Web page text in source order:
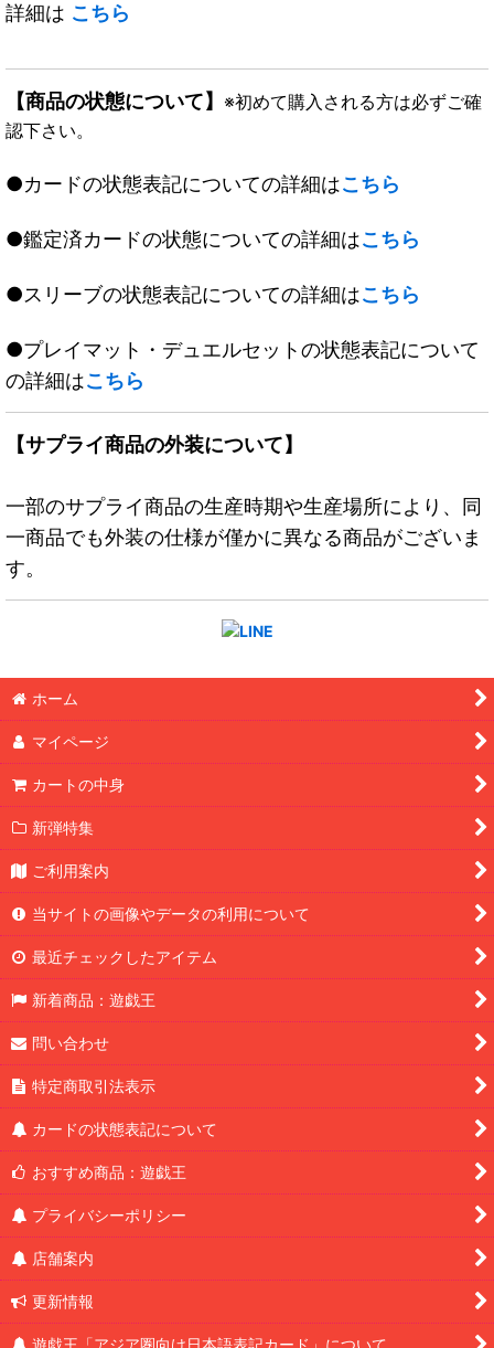
詳細は こちら
【商品の状態について】 ※初めて購入される方は必ずご確
認下さい。
●カードの状態表記についての詳細はこちら
●鑑定済カードの状態についての詳細はこちら
●スリーブの状態表記についての詳細はこちら
●プレイマット・デュエルセットの状態表記について
の詳細はこちら
【サプライ商品の外装について】
一部のサプライ商品の生産時期や生産場所により、同
一商品でも外装の仕様が僅かに異なる商品がございま
す。
ホーム
マイページ
カートの中身
新弾特集
ご利用案内
当サイトの画像やデータの利用について
最近チェックしたアイテム
新着商品：遊戯王
問い合わせ
特定商取引法表示
カードの状態表記について
おすすめ商品：遊戯王
プライバシーポリシー
店舗案内
更新情報
遊戯王「アジア圏向け日本語表記カード」について